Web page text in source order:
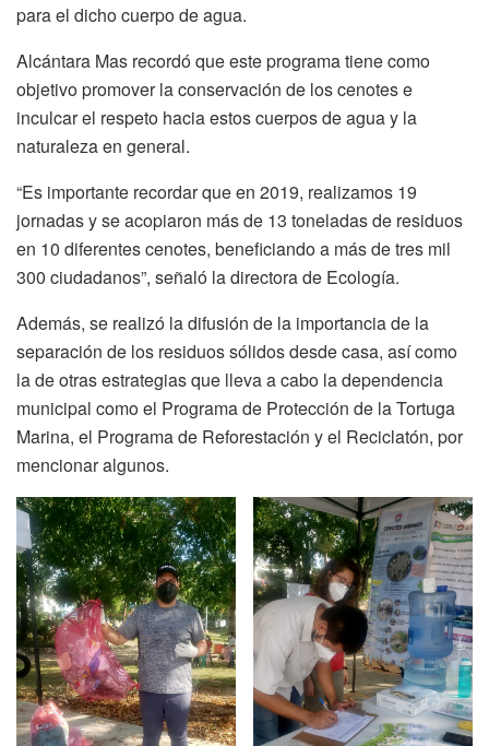
para el dicho cuerpo de agua.
Alcántara Mas recordó que este programa tiene como
objetivo promover la conservación de los cenotes e
inculcar el respeto hacia estos cuerpos de agua y la
naturaleza en general.
“Es importante recordar que en 2019, realizamos 19
jornadas y se acopiaron más de 13 toneladas de residuos
en 10 diferentes cenotes, beneficiando a más de tres mil
300 ciudadanos”, señaló la directora de Ecología.
Además, se realizó la difusión de la importancia de la
separación de los residuos sólidos desde casa, así como
la de otras estrategias que lleva a cabo la dependencia
municipal como el Programa de Protección de la Tortuga
Marina, el Programa de Reforestación y el Reciclatón, por
mencionar algunos.